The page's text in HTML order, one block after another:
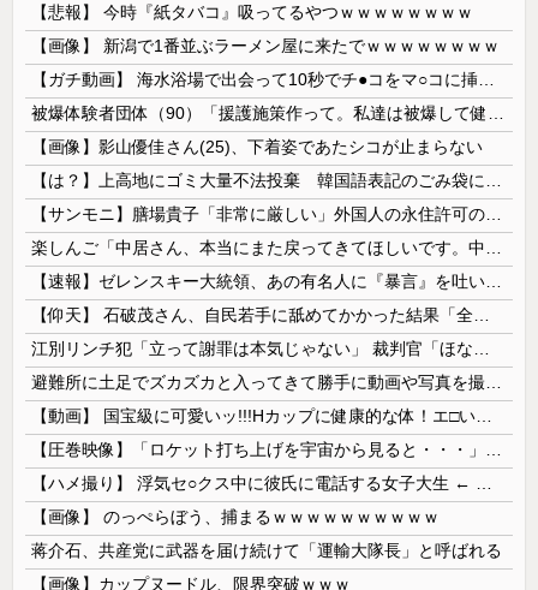
【悲報】 今時『紙タバコ』吸ってるやつｗｗｗｗｗｗｗｗ
【画像】 新潟で1番並ぶラーメン屋に来たでｗｗｗｗｗｗｗｗ
【画像】影山優佳さん(25)、下着姿であたシコが止まらない
【画像】 のっぺらぼう、捕まるｗｗｗｗｗｗｗｗｗｗ
蒋介石、共産党に武器を届け続けて「運輸大隊長」と呼ばれる
【画像】カップヌードル、限界突破ｗｗｗ